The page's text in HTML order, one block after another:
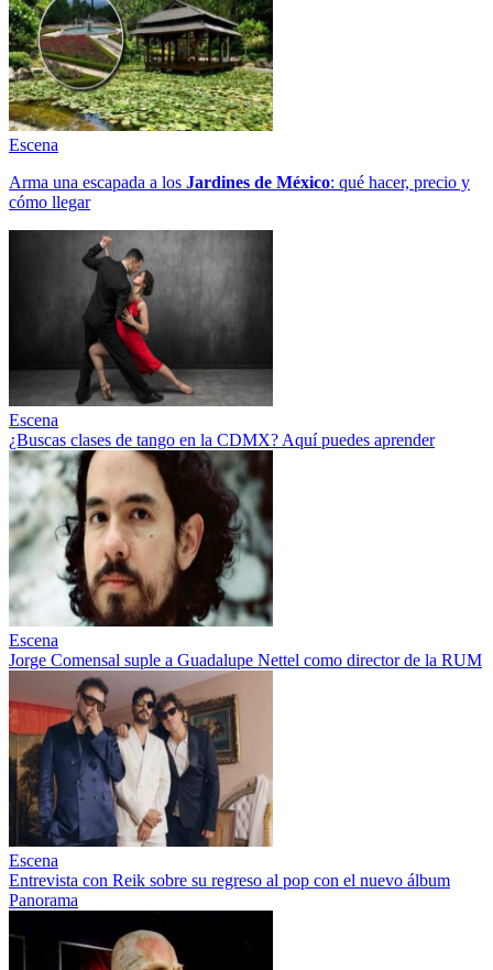
Escena
Arma una escapada a los Jardines de México: qué hacer, precio y
cómo llegar
Escena
¿Buscas clases de tango en la CDMX? Aquí puedes aprender
Escena
Jorge Comensal suple a Guadalupe Nettel como director de la RUM
Escena
Entrevista con Reik sobre su regreso al pop con el nuevo álbum
Panorama